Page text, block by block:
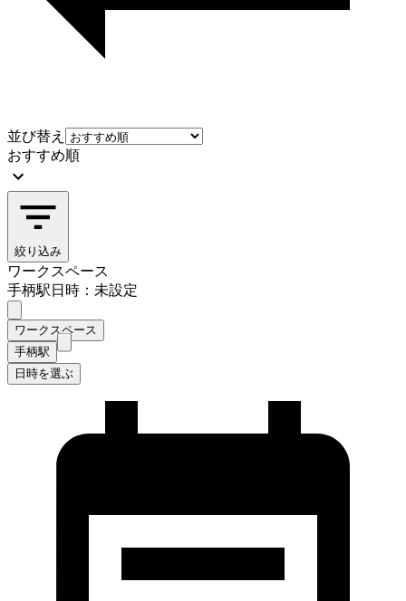
並び替え
おすすめ順
絞り込み
ワークスペース
手柄駅日時：未設定
ワークスペース
手柄駅
日時を選ぶ